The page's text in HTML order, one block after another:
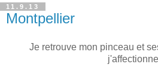
11.9.13
Montpellier
Je retrouve mon pinceau et